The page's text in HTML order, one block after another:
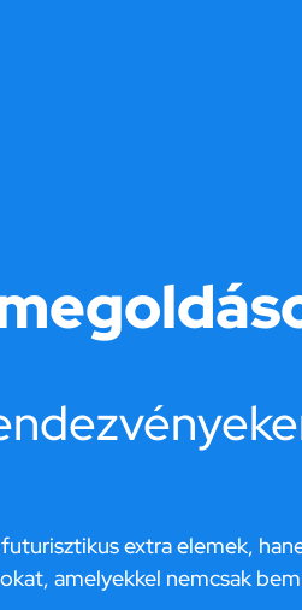
extra elemek,
amelyekkel nemcsak